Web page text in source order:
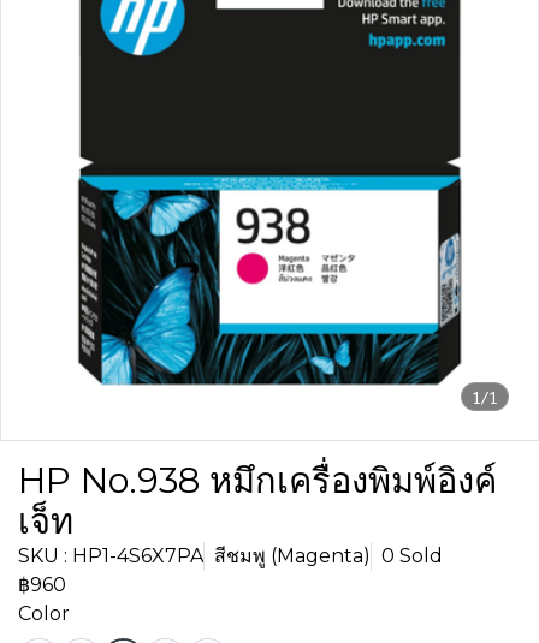
1/1
HP No.938 หมึกเครื่องพิมพ์อิงค์
เจ็ท
SKU : HP1-4S6X7PA สีชมพู (Magenta) 0 Sold
฿960
Color